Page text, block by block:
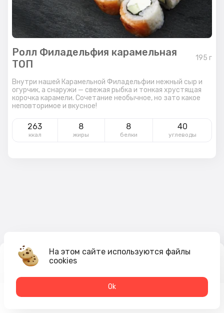
Ролл Филадельфия карамельная
ТОП
195 г
Внутри нашей Карамельной Филадельфии нежный сыр и
огурчик, а снаружи — свежая рыбка и тонкая хрустящая
корочка карамели. Сочетание необычное, но зато какое
неповторимое и вкусное!
263
ккал
8
жиры
8
белки
40
углеводы
485₽
На этом сайте используются файлы
cookies
Оk